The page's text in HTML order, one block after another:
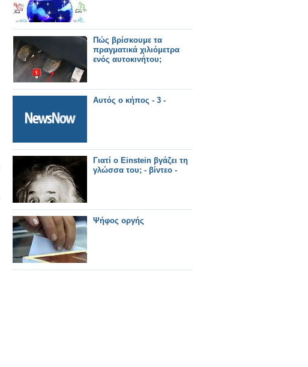
Πώς βρίσκουμε τα
πραγματικά χιλιόμετρα
ενός αυτοκινήτου;
Αυτός ο κήπος - 3 -
Γιατί ο Einstein βγάζει τη
γλώσσα του; - βίντεο -
Ψήφος οργής